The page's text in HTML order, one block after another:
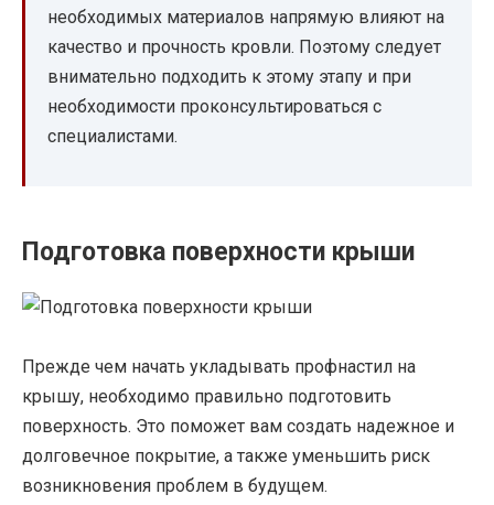
необходимых материалов напрямую влияют на
качество и прочность кровли. Поэтому следует
внимательно подходить к этому этапу и при
необходимости проконсультироваться с
специалистами.
Подготовка поверхности крыши
Прежде чем начать укладывать профнастил на
крышу, необходимо правильно подготовить
поверхность. Это поможет вам создать надежное и
долговечное покрытие, а также уменьшить риск
возникновения проблем в будущем.